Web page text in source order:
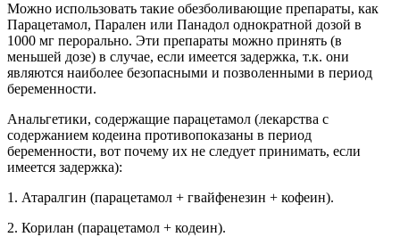
Можно использовать такие обезболивающие препараты, как
Парацетамол, Парален или Панадол однократной дозой в
1000 мг перорально. Эти препараты можно принять (в
меньшей дозе) в случае, если имеется задержка, т.к. они
являются наиболее безопасными и позволенными в период
беременности.
Анальгетики, содержащие парацетамол (лекарства с
содержанием кодеина противопоказаны в период
беременности, вот почему их не следует принимать, если
имеется задержка):
1. Атаралгин (парацетамол + гвайфенезин + кофеин).
2. Корилан (парацетамол + кодеин).